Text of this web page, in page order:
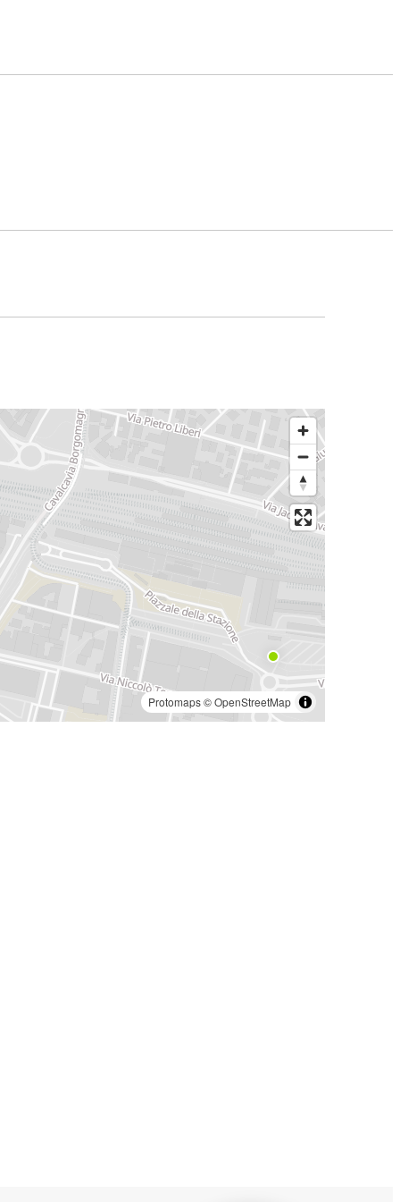
Protomaps©OpenStreetMap